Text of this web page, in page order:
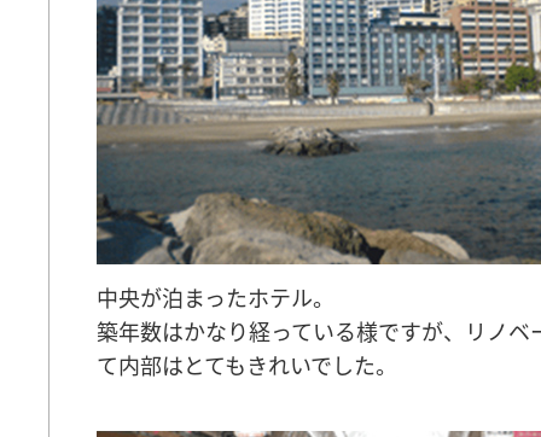
中央が泊まったホテル。
築年数はかなり経っている様ですが、リノベ
て内部はとてもきれいでした。